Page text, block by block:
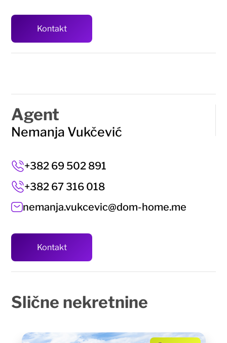
Kontakt
Agent
Nemanja Vukčević
+382 69 502 891
+382 67 316 018
nemanja.vukcevic@dom-home.me
Kontakt
Slične nekretnine